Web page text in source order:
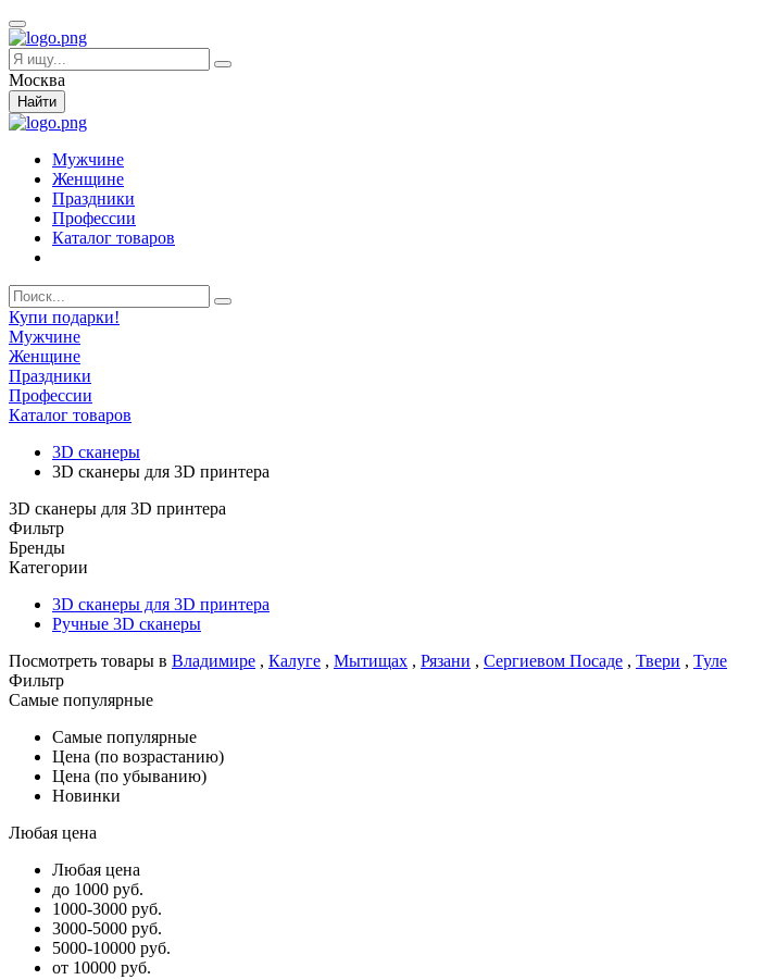
Москва
Найти
Мужчине
Женщине
Праздники
Профессии
Каталог товаров
Купи подарки!
Мужчине
Женщине
Праздники
Профессии
Каталог товаров
3D сканеры
3D сканеры для 3D принтера
3D сканеры для 3D принтера
Фильтр
Бренды
Категории
3D сканеры для 3D принтера
Ручные 3D сканеры
Посмотреть товары в Владимире , Калуге , Мытищах , Рязани , Сергиевом Посаде , Твери , Туле
Фильтр
Самые популярные
Самые популярные
Цена (по возрастанию)
Цена (по убыванию)
Новинки
Любая цена
Любая цена
до 1000 руб.
1000-3000 руб.
3000-5000 руб.
5000-10000 руб.
от 10000 руб.